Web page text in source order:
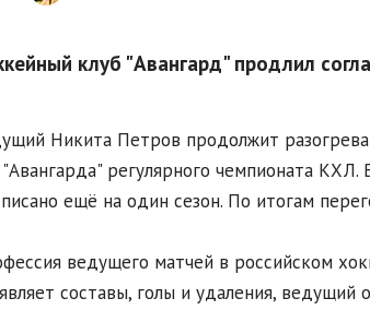
клуб "Авангард" продлил
Никита Петров продолжит
"Авангарда" регулярного чемпионата
ещё на один сезон. По итогам
ведущего матчей в российском
составы, голы и удаления, ведущий